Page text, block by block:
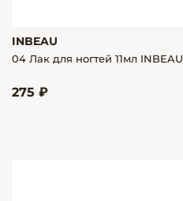
INBEAU
04 Лак для ногтей 11мл INBEAU
275 ₽